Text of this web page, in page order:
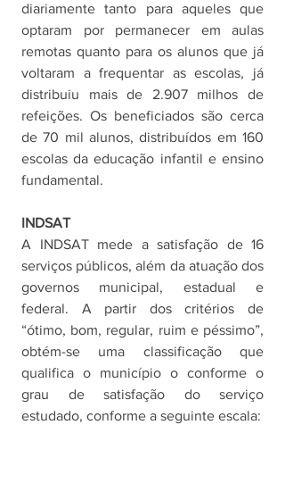
diariamente tanto para aqueles que
optaram por permanecer em aulas
remotas quanto para os alunos que já
voltaram a frequentar as escolas, já
distribuiu mais de 2.907 milhos de
refeições. Os beneficiados são cerca
de 70 mil alunos, distribuídos em 160
escolas da educação infantil e ensino
fundamental.
INDSAT
A INDSAT mede a satisfação de 16
serviços públicos, além da atuação dos
governos municipal, estadual e
federal. A partir dos critérios de
“ótimo, bom, regular, ruim e péssimo”,
obtém-se uma classificação que
qualifica o município o conforme o
grau de satisfação do serviço
estudado, conforme a seguinte escala: